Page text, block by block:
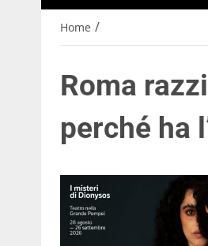
Home /
Roma
perché ha